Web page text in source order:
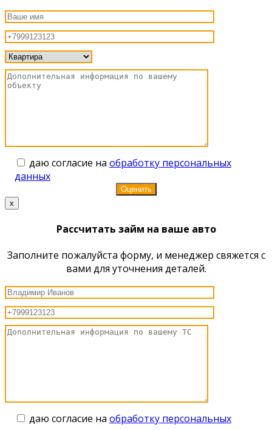
даю согласие на обработку персональных
данных
x
Рассчитать займ на ваше авто
Заполните пожалуйста форму, и менеджер свяжется с
вами для уточнения деталей.
даю согласие на обработку персональных